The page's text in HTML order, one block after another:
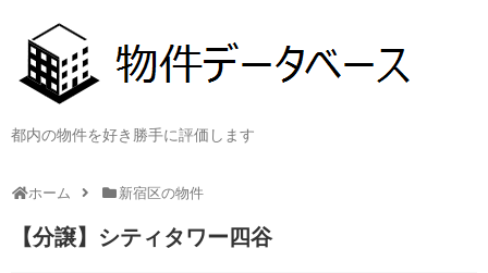
都内の物件を好き勝手に評価します
ホーム 新宿区の物件
【分譲】シティタワー四谷